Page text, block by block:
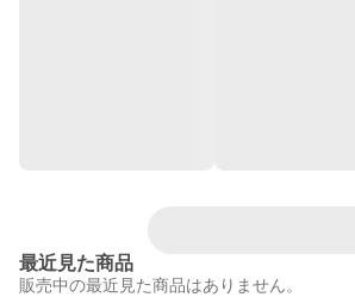
最近見た商品
販売中の最近見た商品はありません。